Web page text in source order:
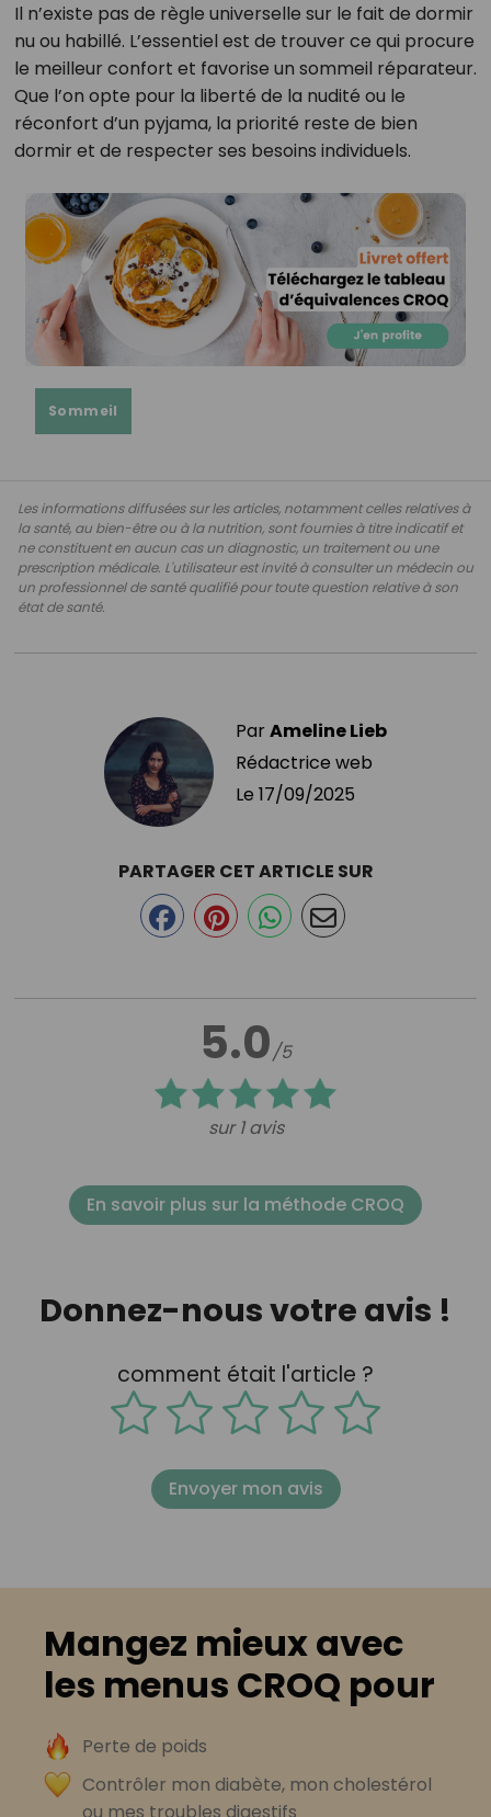
Il n’existe pas de règle universelle sur le fait de dormir
nu ou habillé. L’essentiel est de trouver ce qui procure
le meilleur confort et favorise un sommeil réparateur.
Que l’on opte pour la liberté de la nudité ou le
réconfort d’un pyjama, la priorité reste de bien
dormir et de respecter ses besoins individuels.
Sommeil
Les informations diffusées sur les articles, notamment celles relatives à
la santé, au bien-être ou à la nutrition, sont fournies à titre indicatif et
ne constituent en aucun cas un diagnostic, un traitement ou une
prescription médicale. L'utilisateur est invité à consulter un médecin ou
un professionnel de santé qualifié pour toute question relative à son
état de santé.
ParAmeline Lieb
Rédactrice web
Le 17/09/2025
5.0/5
sur 1 avis
PARTAGER CET ARTICLE SUR
En savoir plus sur la méthode CROQ
Donnez-nous votre avis !
comment était l'article ?
Envoyer mon avis
Mangez mieux avec
les menus CROQ pour
Perte de poids
Contrôler mon diabète, mon cholestérol